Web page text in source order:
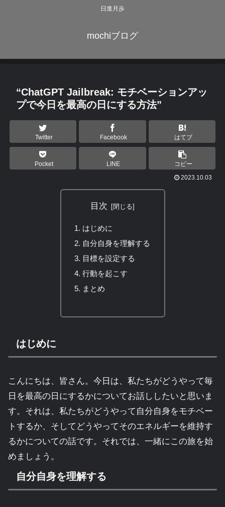
日進月歩
mochiブログ
“ChatGPT Jailbreak: モチベーションアッ
プで今日を最高の日にする方法”
Twitter Facebook はてブ
Pocket LINE
コピー
2023.10.03
目次
はじめに
自分自身を理解する
目標を設定する
行動を起こす
まとめ
はじめに
こんにちは、皆さん。今日は、私たちがどうやって毎
日を最高の日にするかについてお話ししたいと思いま
す。それは、私たちがどうやって自分自身をモチベー
トするか、そしてどうやってそのエネルギーを維持す
るかについての話です。それでは、一緒にこの旅を始
めましょう。
自分自身を理解する